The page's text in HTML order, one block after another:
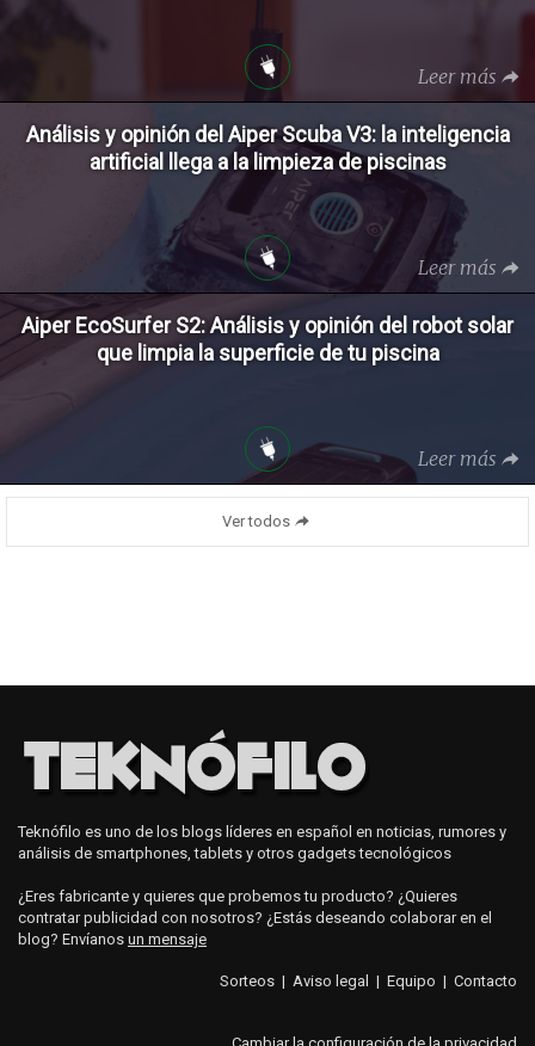
Leer más
Análisis y opinión del Aiper Scuba V3: la inteligencia
artificial llega a la limpieza de piscinas
Leer más
Aiper EcoSurfer S2: Análisis y opinión del robot solar
que limpia la superficie de tu piscina
Leer más
Ver todos
Teknófilo es uno de los blogs líderes en español en noticias, rumores y
análisis de smartphones, tablets y otros gadgets tecnológicos
¿Eres fabricante y quieres que probemos tu producto? ¿Quieres
contratar publicidad con nosotros? ¿Estás deseando colaborar en el
blog? Envíanos un mensaje
Sorteos | Aviso legal | Equipo | Contacto